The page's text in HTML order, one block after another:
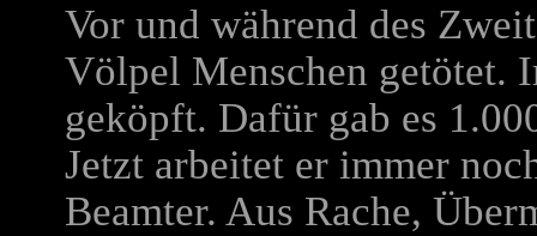
Vor und während des
Völpel Menschen getötet.
geköpft. Dafür gab es
Jetzt arbeitet er immer
Beamter. Aus Rache,